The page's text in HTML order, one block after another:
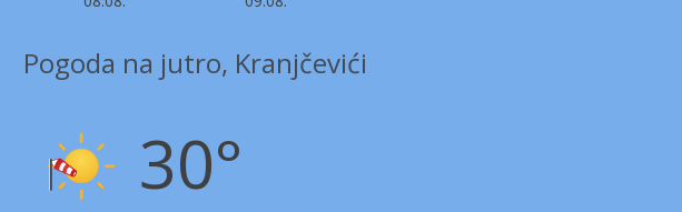
Pogoda na jutro, Kranjčevići
30°